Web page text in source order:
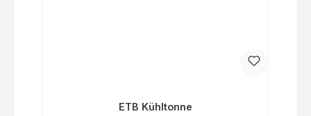
ETB Kühltonne